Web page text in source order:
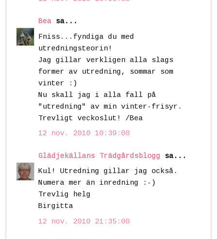
Bea sa...
Fniss...fyndiga du med
utredningsteorin!
Jag gillar verkligen alla slags
former av utredning, sommar som
vinter :)
Nu skall jag i alla fall på
"utredning" av min vinter-frisyr.
Trevligt veckoslut! /Bea
12 nov. 2010 10:39:00
Glädjekällans Trädgårdsblogg sa...
Kul! Utredning gillar jag också.
Numera mer än inredning :-)
Trevlig helg
Birgitta
12 nov. 2010 21:35:00